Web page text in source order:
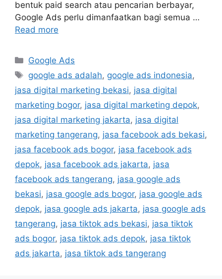
bentuk paid search atau pencarian berbayar,
Google Ads perlu dimanfaatkan bagi semua …
Read more
Google Ads
google ads adalah, google ads indonesia,
jasa digital marketing bekasi, jasa digital
marketing bogor, jasa digital marketing depok,
jasa digital marketing jakarta, jasa digital
marketing tangerang, jasa facebook ads bekasi,
jasa facebook ads bogor, jasa facebook ads
depok, jasa facebook ads jakarta, jasa
facebook ads tangerang, jasa google ads
bekasi, jasa google ads bogor, jasa google ads
depok, jasa google ads jakarta, jasa google ads
tangerang, jasa tiktok ads bekasi, jasa tiktok
ads bogor, jasa tiktok ads depok, jasa tiktok
ads jakarta, jasa tiktok ads tangerang